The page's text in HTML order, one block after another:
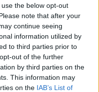
the below opt-out
note that after your
continue seeing
information utilized by
to third parties prior to
out of the further
by third parties on the
This information may
on the IAB’s List of